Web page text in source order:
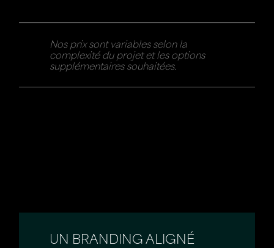
Nos prix sont variables selon la
complexité du projet et les options
supplémentaires souhaitées.
UN BRANDING ALIGNÉ